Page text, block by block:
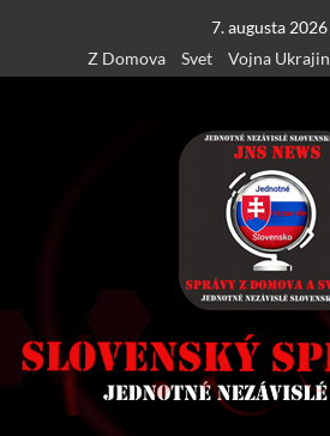
content
7. augusta 2026
Z Domova
Svet Vojna